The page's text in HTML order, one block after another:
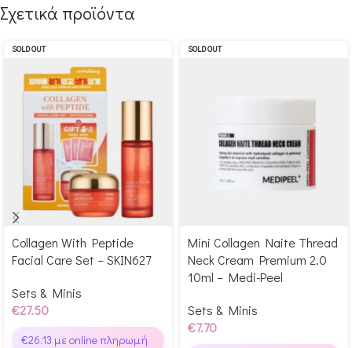
Σχετικά προϊόντα
SOLD OUT
Αγόρασε & κέρδισε 275
Glow Points!
Collagen With Peptide
Facial Care Set – SKIN627
Sets & Minis
€27.50
€26.13 με online πληρωμή
SOLD OUT
Αγόρασε & κέρδισε 77
Glow Points!
Mini Collagen Naite Thread
Neck Cream Premium 2.0
10ml – Medi-Peel
Sets & Minis
€7.70